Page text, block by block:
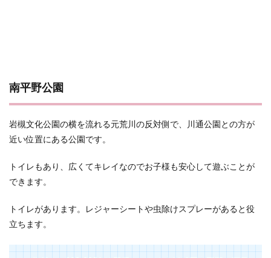
南平野公園
岩槻文化公園の横を流れる元荒川の反対側で、川通公園との方が
近い位置にある公園です。
トイレもあり、広くてキレイなのでお子様も安心して遊ぶことが
できます。
トイレがあります。レジャーシートや虫除けスプレーがあると役
立ちます。